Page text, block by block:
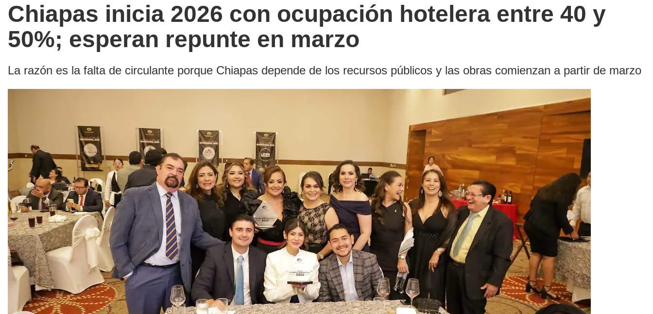
Chiapas inicia 2026 con ocupación hotelera entre 40 y
50%; esperan repunte en marzo
La razón es la falta de circulante porque Chiapas depende de los recursos públicos y las obras comienzan a partir de marzo